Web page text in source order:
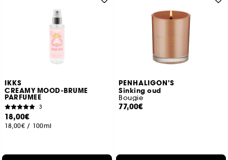
IKKS
CREAMY MOOD-BRUME
PARFUMEE
3
18,00€
18,00€ / 100ml
PENHALIGON'S
Sinking oud
Bougie
77,00€